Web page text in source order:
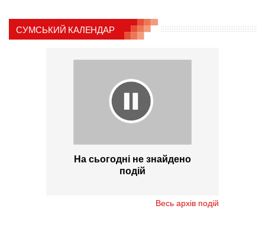
СУМСЬКИЙ КАЛЕНДАР
На сьогодні не знайдено
подій
Весь архів подій